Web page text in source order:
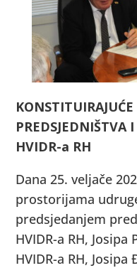
KONSTITUIRAJUĆE
PREDSJEDNIŠTVA
HVIDR-a RH
Dana 25. veljače
prostorijama
predsjedanjem
HVIDR-a RH,
HVIDR-a RH,